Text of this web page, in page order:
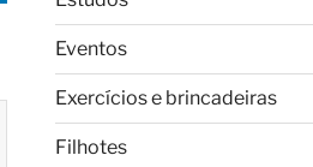
Eventos
Exercícios e brincadeiras
Filhotes